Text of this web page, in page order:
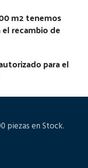
m2 tenemos
recambio de
para el
piezas en Stock.